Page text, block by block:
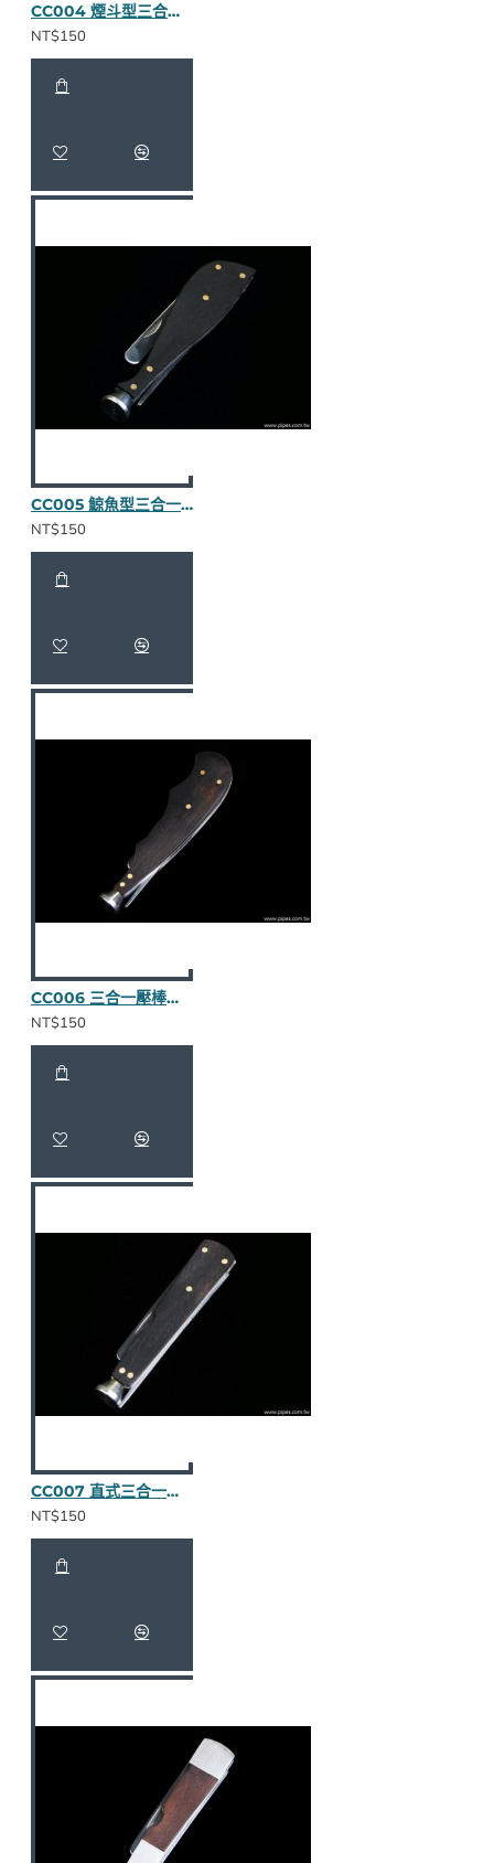
CC004 煙斗型三合一壓棒（紅木全貼皮）
NT$150
CC005 鯨魚型三合一壓棒（烏木全貼皮/卯釘）
NT$150
CC006 三合一壓棒（烏木全貼皮/卯釘）
NT$150
CC007 直式三合一壓棒（烏木全貼皮/卯釘）
NT$150